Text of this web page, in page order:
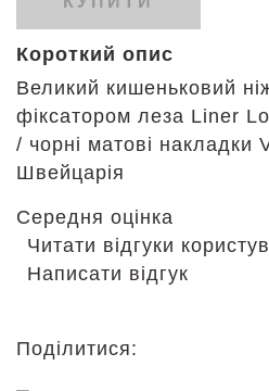
Короткий опис
Великий кишеньковий
фіксатором леза Liner
/ чорні матові накладки
Швейцарія
Середня оцінка
Читати відгуки
Написати відгук
Поділитися: